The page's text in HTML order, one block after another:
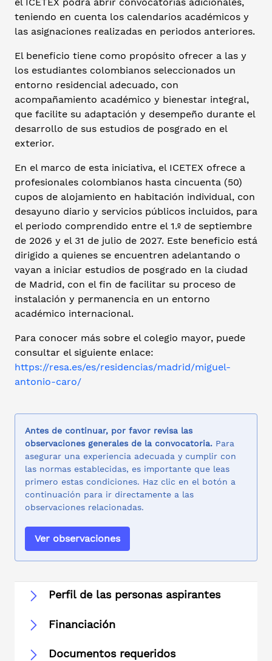
el ICETEX podrá abrir convocatorias adicionales,
teniendo en cuenta los calendarios académicos y
las asignaciones realizadas en periodos anteriores.
El beneficio tiene como propósito ofrecer a las y
los estudiantes colombianos seleccionados un
entorno residencial adecuado, con
acompañamiento académico y bienestar integral,
que facilite su adaptación y desempeño durante el
desarrollo de sus estudios de posgrado en el
exterior.
En el marco de esta iniciativa, el ICETEX ofrece a
profesionales colombianos hasta cincuenta (50)
cupos de alojamiento en habitación individual, con
desayuno diario y servicios públicos incluidos, para
el periodo comprendido entre el 1.º de septiembre
de 2026 y el 31 de julio de 2027. Este beneficio está
dirigido a quienes se encuentren adelantando o
vayan a iniciar estudios de posgrado en la ciudad
de Madrid, con el fin de facilitar su proceso de
instalación y permanencia en un entorno
académico internacional.
Para conocer más sobre el colegio mayor, puede
consultar el siguiente enlace:
https://resa.es/es/residencias/madrid/miguel-
antonio-caro/
Antes de continuar, por favor revisa las
observaciones generales de la convocatoria. Para
asegurar una experiencia adecuada y cumplir con
las normas establecidas, es importante que leas
primero estas condiciones. Haz clic en el botón a
continuación para ir directamente a las
observaciones relacionadas.
Ver observaciones
Perfil de las personas aspirantes
Financiación
Documentos requeridos